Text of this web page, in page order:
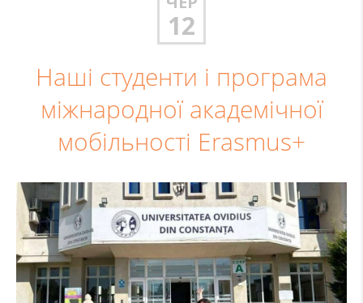
12
Наші студенти і програма
міжнародної академічної
мобільності Erasmus+